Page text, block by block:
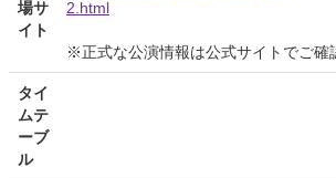
場サ
イト
2.html
※正式な公演情報は公式サイトでご確
タイ
ムテ
ーブ
ル